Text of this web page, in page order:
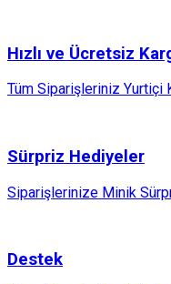
Hızlı ve Ücretsiz
Tüm Siparişleriniz Yurtiçi
Sürpriz Hediyeler
Siparişlerinize Minik
Destek